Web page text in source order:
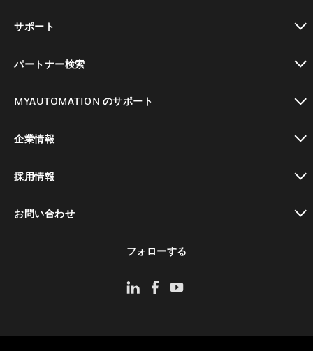
サポート
パートナー検索
MYAUTOMATION のサポート
企業情報
採用情報
お問い合わせ
フォローする